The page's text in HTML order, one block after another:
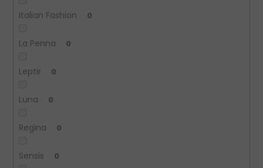
Italian Fashion 0
La Penna 0
Leptir 0
Luna 0
Regina 0
Sensis 0